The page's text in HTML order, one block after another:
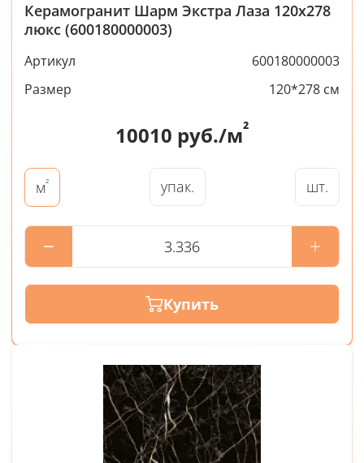
Керамогранит Шарм Экстра Лаза 120x278
люкс (600180000003)
Артикул
600180000003
Размер
120*278 см
10010 руб./м²
м² упак. шт.
Купить